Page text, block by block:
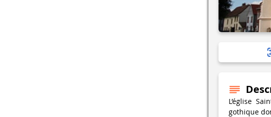
L’église
gothique